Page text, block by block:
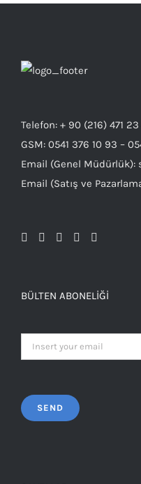
Telefon: + 90 (216) 471
GSM: 0541 376 10 93 –
Email (Genel
Email (Satış ve
BÜLTEN ABONELIĞI